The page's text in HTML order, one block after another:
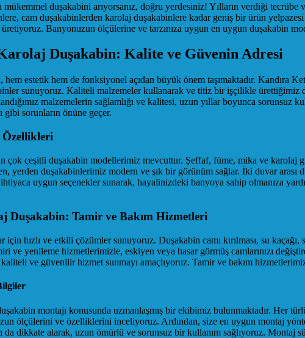
duşakabini arıyorsanız, doğru yerdesiniz! Yılların verdiği
cam duşakabinlerden karolaj duşakabinlere kadar geniş bir ürün
Banyonuzun ölçülerine ve tarzınıza uygun en uygun duşakabin
Duşakabin: Kalite ve Güvenin Adresi
estetik hem de fonksiyonel açıdan büyük önem taşımaktadır. Kandıra
sunuyoruz. Kaliteli malzemeler kullanarak ve titiz bir işçilikle
malzemelerin sağlamlığı ve kalitesi, uzun yıllar boyunca
gibi sorunların önüne geçer.
Özellikleri
çok çeşitli duşakabin modellerimiz mevcuttur. Şeffaf, füme, mika ve
yerden duşakabinlerimiz modern ve şık bir görünüm sağlar. İki duvar
uygun seçenekler sunarak, hayalinizdeki banyoya sahip olmanıza
Duşakabin: Tamir ve Bakım Hizmetleri
için hızlı ve etkili çözümler sunuyoruz. Duşakabin camı kırılması, su
ve yenileme hizmetlerimizle, eskiyen veya hasar görmüş camlarınızı
ve güvenilir hizmet sunmayı amaçlıyoruz. Tamir ve bakım
montajı konusunda uzmanlaşmış bir ekibimiz bulunmaktadır. Her
ölçülerini ve özelliklerini inceliyoruz. Ardından, size en uygun montaj
da dikkate alarak, uzun ömürlü ve sorunsuz bir kullanım sağlıyoruz.